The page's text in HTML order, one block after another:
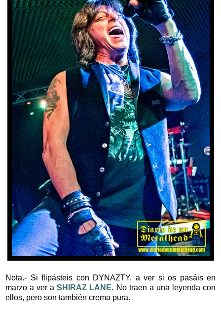
Nota.- Si flipásteis con DYNAZTY, a ver si os pasáis en
marzo a ver aSHIRAZ LANE. No traen a una leyenda con
ellos, pero son también crema pura.